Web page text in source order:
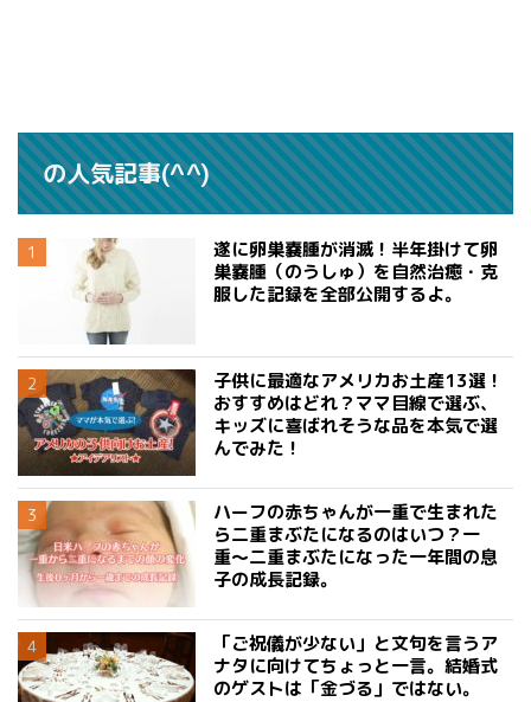
の人気記事(^^)
遂に卵巣嚢腫が消滅！半年掛けて卵
巣嚢腫（のうしゅ）を自然治癒・克
服した記録を全部公開するよ。
子供に最適なアメリカお土産13選！
おすすめはどれ？ママ目線で選ぶ、
キッズに喜ばれそうな品を本気で選
んでみた！
ハーフの赤ちゃんが一重で生まれた
ら二重まぶたになるのはいつ？一
重〜二重まぶたになった一年間の息
子の成長記録。
「ご祝儀が少ない」と文句を言うア
ナタに向けてちょっと一言。結婚式
のゲストは「金づる」ではない。